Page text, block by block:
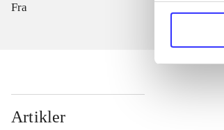
Fra
Artikler